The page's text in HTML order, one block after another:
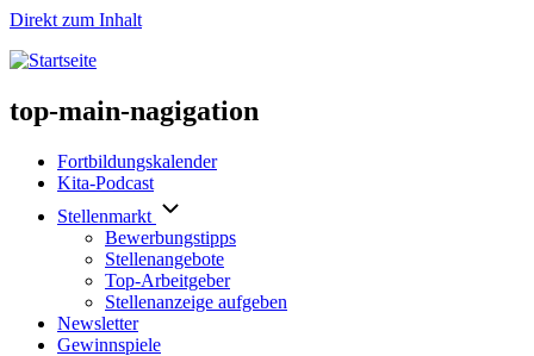
Direkt zum Inhalt
top-main-nagigation
Fortbildungskalender
Kita-Podcast
Stellenmarkt
Bewerbungstipps
Stellenangebote
Top-Arbeitgeber
Stellenanzeige aufgeben
Newsletter
Gewinnspiele